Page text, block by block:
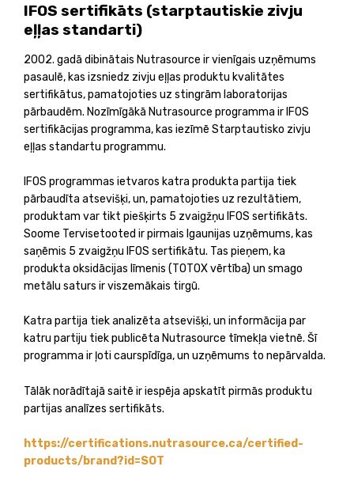
IFOS sertifikāts (starptautiskie zivju
eļļas standarti)
2002. gadā dibinātais Nutrasource ir vienīgais uzņēmums
pasaulē, kas izsniedz zivju eļļas produktu kvalitātes
sertifikātus, pamatojoties uz stingrām laboratorijas
pārbaudēm. Nozīmīgākā Nutrasource programma ir IFOS
sertifikācijas programma, kas iezīmē Starptautisko zivju
eļļas standartu programmu.
IFOS programmas ietvaros katra produkta partija tiek
pārbaudīta atsevišķi, un, pamatojoties uz rezultātiem,
produktam var tikt piešķirts 5 zvaigžņu IFOS sertifikāts.
Soome Tervisetooted ir pirmais Igaunijas uzņēmums, kas
saņēmis 5 zvaigžņu IFOS sertifikātu. Tas pieņem, ka
produkta oksidācijas līmenis (TOTOX vērtība) un smago
metālu saturs ir viszemākais tirgū.
Katra partija tiek analizēta atsevišķi, un informācija par
katru partiju tiek publicēta Nutrasource tīmekļa vietnē. Šī
programma ir ļoti caurspīdīga, un uzņēmums to nepārvalda.
Tālāk norādītajā saitē ir iespēja apskatīt pirmās produktu
partijas analīzes sertifikāts.
https://certifications.nutrasource.ca/certified-
products/brand?id=SOT